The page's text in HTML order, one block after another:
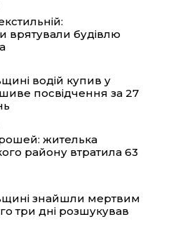
врятували будівлю
водій купив у
посвідчення за 27
жителька
району втратила 63
знайшли мертвим
три дні розшукував